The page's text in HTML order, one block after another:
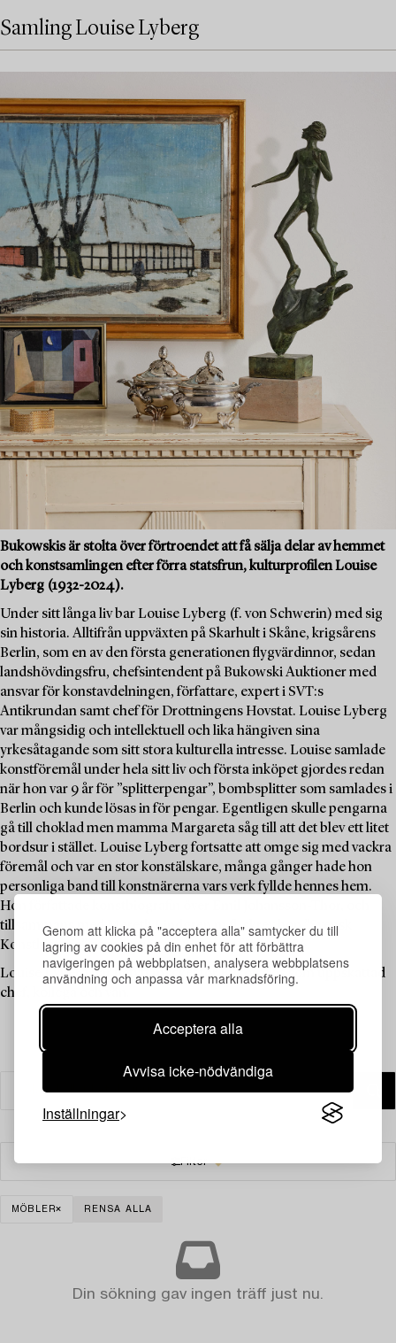
Genom att klicka på "acceptera alla" samtycker du till
lagring av cookies på din enhet för att förbättra
navigeringen på webbplatsen, analysera webbplatsens
användning och anpassa vår marknadsföring.
Acceptera alla
Avvisa icke-nödvändiga
Inställningar
Samling Louise Lyberg
Bukowskis är stolta över förtroendet att få sälja delar av hemmet
och konstsamlingen efter förra statsfrun, kulturprofilen Louise
Lyberg (1932-2024).
Under sitt långa liv bar Louise Lyberg (f. von Schwerin) med sig
sin historia. Alltifrån uppväxten på Skarhult i Skåne, krigsårens
Berlin, som en av den första generationen flygvärdinnor, sedan
landshövdingsfru, chefsintendent på Bukowski Auktioner med
ansvar för konstavdelningen, författare, expert i SVT:s
Antikrundan samt chef för Drottningens Hovstat. Louise Lyberg
var mångsidig och intellektuell och lika hängiven sina
yrkesåtagande som sitt stora kulturella intresse. Louise samlade
konstföremål under hela sitt liv och första inköpet gjordes redan
när hon var 9 år för ”splitterpengar”, bombsplitter som samlades i
Berlin och kunde lösas in för pengar. Egentligen skulle pengarna
gå till choklad men mamma Margareta såg till att det blev ett litet
bordsur i stället. Louise Lyberg fortsatte att omge sig med vackra
föremål och var en stor konstälskare, många gånger hade hon
personliga band till konstnärerna vars verk fyllde hennes hem.
Hon författade konstbiografin över Emil Johansson-Thor, och
tillsammans med Mereth Lindgren m.fl. skrev hon ”Svensk
Konsthistoria” som kom ut på Signums förlag 1986.
Louise Lyberg har betytt mycket för Bukowskis som uppskattad
chef, kollega och vän.
Filter
MÖBLER RENSA ALLA
Din sökning gav ingen träff just nu.